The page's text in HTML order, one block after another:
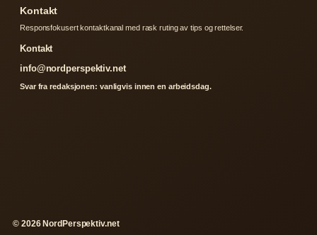
Kontakt
Responsfokusert kontaktkanal med rask ruting av tips og rettelser.
Kontakt
info@nordperspektiv.net
Svar fra redaksjonen: vanligvis innen en arbeidsdag.
© 2026 NordPerspektiv.net